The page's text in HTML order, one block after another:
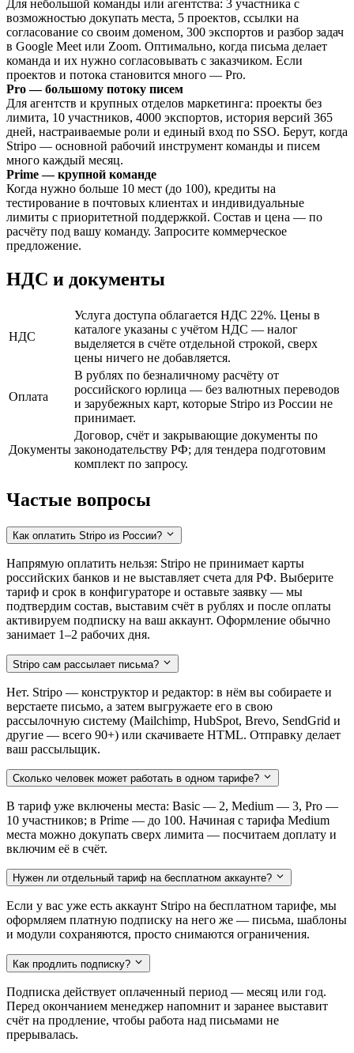
Для небольшой команды или агентства: 3 участника с
возможностью докупать места, 5 проектов, ссылки на
согласование со своим доменом, 300 экспортов и разбор задач
в Google Meet или Zoom. Оптимально, когда письма делает
команда и их нужно согласовывать с заказчиком. Если
проектов и потока становится много — Pro.
Pro — большому потоку писем
Для агентств и крупных отделов маркетинга: проекты без
лимита, 10 участников, 4000 экспортов, история версий 365
дней, настраиваемые роли и единый вход по SSO. Берут, когда
Stripo — основной рабочий инструмент команды и писем
много каждый месяц.
Prime — крупной команде
Когда нужно больше 10 мест (до 100), кредиты на
тестирование в почтовых клиентах и индивидуальные
лимиты с приоритетной поддержкой. Состав и цена — по
расчёту под вашу команду. Запросите коммерческое
предложение.
НДС и документы
НДС
Услуга доступа облагается НДС 22%. Цены в
каталоге указаны с учётом НДС — налог
выделяется в счёте отдельной строкой, сверх
цены ничего не добавляется.
Оплата
В рублях по безналичному расчёту от
российского юрлица — без валютных переводов
и зарубежных карт, которые Stripo из России не
принимает.
Документы
Договор, счёт и закрывающие документы по
законодательству РФ; для тендера подготовим
комплект по запросу.
Частые вопросы
Как оплатить Stripo из России?
Напрямую оплатить нельзя: Stripo не принимает карты
российских банков и не выставляет счета для РФ. Выберите
тариф и срок в конфигураторе и оставьте заявку — мы
подтвердим состав, выставим счёт в рублях и после оплаты
активируем подписку на ваш аккаунт. Оформление обычно
занимает 1–2 рабочих дня.
Stripo сам рассылает письма?
Нет. Stripo — конструктор и редактор: в нём вы собираете и
верстаете письмо, а затем выгружаете его в свою
рассылочную систему (Mailchimp, HubSpot, Brevo, SendGrid и
другие — всего 90+) или скачиваете HTML. Отправку делает
ваш рассыльщик.
Сколько человек может работать в одном тарифе?
В тариф уже включены места: Basic — 2, Medium — 3, Pro —
10 участников; в Prime — до 100. Начиная с тарифа Medium
места можно докупать сверх лимита — посчитаем доплату и
включим её в счёт.
Нужен ли отдельный тариф на бесплатном аккаунте?
Если у вас уже есть аккаунт Stripo на бесплатном тарифе, мы
оформляем платную подписку на него же — письма, шаблоны
и модули сохраняются, просто снимаются ограничения.
Как продлить подписку?
Подписка действует оплаченный период — месяц или год.
Перед окончанием менеджер напомнит и заранее выставит
счёт на продление, чтобы работа над письмами не
прерывалась.